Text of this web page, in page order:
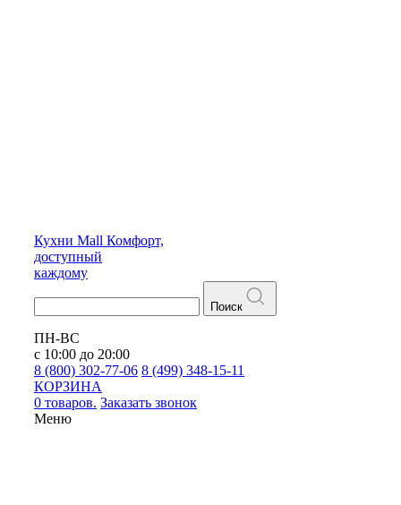
Кухни Mall Комфорт,
доступный
каждому
Поиск
ПН-ВС
с 10:00 до 20:00
8 (800) 302-77-06 8 (499) 348-15-11
КОРЗИНА
0 товаров. Заказать звонок
Меню